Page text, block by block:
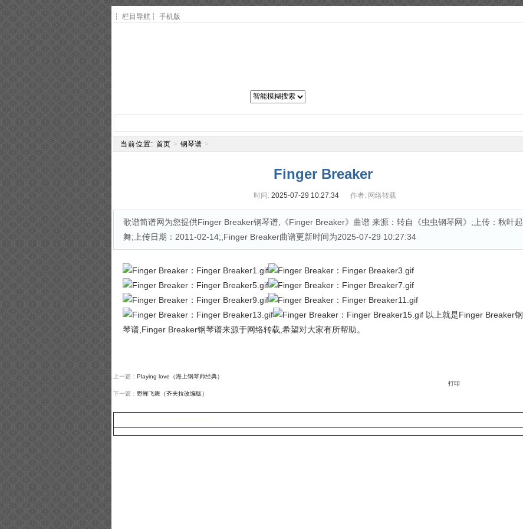
┆ 栏目导航 ┆ 手机版
当前位置: 首页 > 钢琴谱 >
Finger Breaker
时间: 2025-07-29 10:27:34 作者: 网络转载
歌谱简谱网为您提供Finger Breaker钢琴谱,《Finger Breaker》曲谱 来源：转自《虫虫钢琴网》;上传：秋叶起
舞;上传日期：2011-02-14;,Finger Breaker曲谱更新时间为2025-07-29 10:27:34
以上就是Finger Breaker钢
琴谱,Finger Breaker钢琴谱来源于网络转载,希望对大家有所帮助。
上一篇： Playing love（海上钢琴师经典）
下一篇： 野蜂飞舞（齐夫拉改编版）
打印